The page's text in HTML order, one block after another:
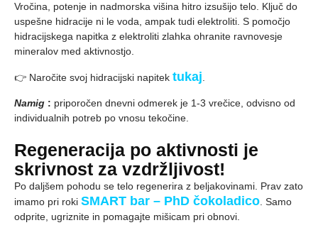
Vročina, potenje in nadmorska višina hitro izsušijo telo. Ključ do
uspešne hidracije ni le voda, ampak tudi elektroliti. S pomočjo
hidracijskega napitka z elektroliti zlahka ohranite ravnovesje
mineralov med aktivnostjo.
👉 Naročite svoj hidracijski napitek tukaj
Namig : priporočen dnevni odmerek je 1-3 vrečice, odvisno od
individualnih potreb po vnosu tekočine.
Regeneracija po aktivnosti je
skrivnost za vzdržljivost!
Po daljšem pohodu se telo regenerira z beljakovinami. Prav zato
imamo pri roki SMART bar – PhD čokoladico . Samo
odprite, ugriznite in pomagajte mišicam pri obnovi.